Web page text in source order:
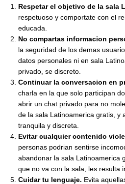
Respetar el objetivo de la sala
respetuoso y comportate con el
educada.
No compartas informacion
la seguridad de los demas
datos personales ni en sala
privado, se discreto.
Continuar la conversacion en
charla en la que solo participan
abrir un chat privado para no
de la sala Latinoamerica gratis, y
tranquila y discreta.
Evitar cualquier contenido
personas podrian sentirse
abandonar la sala Latinoamerica
que no va con la sala, les resulta
Cuidar tu lenguaje. Evita